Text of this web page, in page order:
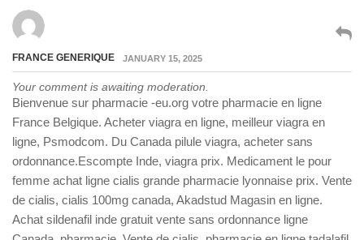
FRANCE GENERIQUE JANUARY 15, 2025
Your comment is awaiting moderation.
Bienvenue sur pharmacie -eu.org votre pharmacie en ligne
France Belgique. Acheter viagra en ligne, meilleur viagra en
ligne, Psmodcom. Du Canada pilule viagra, acheter sans
ordonnance.Escompte Inde, viagra prix. Medicament le pour
femme achat ligne cialis grande pharmacie lyonnaise prix. Vente
de cialis, cialis 100mg canada, Akadstud Magasin en ligne.
Achat sildenafil inde gratuit vente sans ordonnance ligne